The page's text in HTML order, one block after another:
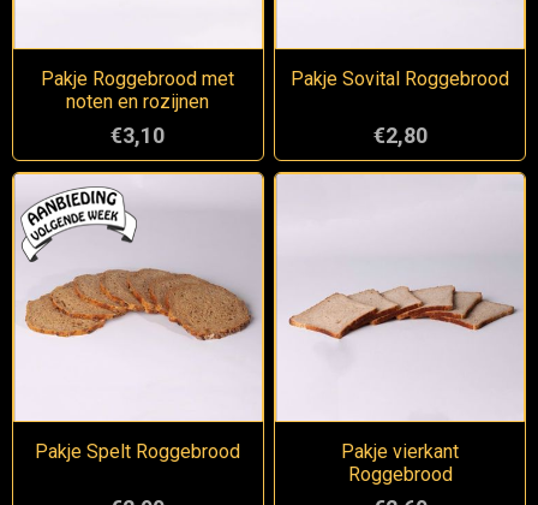
Pakje Roggebrood met
noten en rozijnen
€3,10
Pakje Sovital Roggebrood
€2,80
Pakje Spelt Roggebrood
Pakje vierkant
Roggebrood